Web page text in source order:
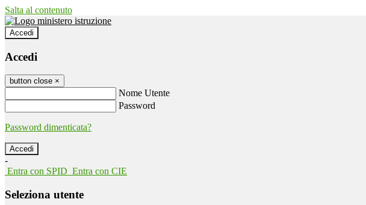
Salta al contenuto
Accedi
Accedi
button close ×
Nome Utente
Password
Password dimenticata?
-
Entra con SPID Entra con CIE
Seleziona utente